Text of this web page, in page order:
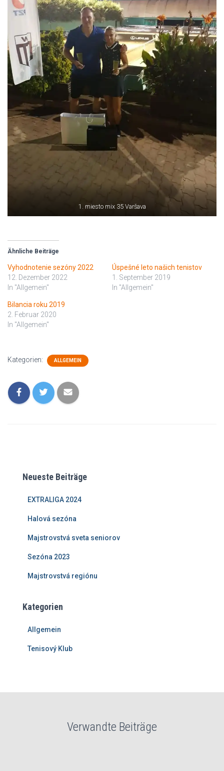
1. miesto mix 35 Varšava
Ähnliche Beiträge
Vyhodnotenie sezóny 2022
12. Dezember 2022
In "Allgemein"
Úspešné leto našich tenistov
1. September 2019
In "Allgemein"
Bilancia roku 2019
2. Februar 2020
In "Allgemein"
Kategorien: ALLGEMEIN
Neueste Beiträge
EXTRALIGA 2024
Halová sezóna
Majstrovstvá sveta seniorov
Sezóna 2023
Majstrovstvá regiónu
Kategorien
Allgemein
Tenisový Klub
Verwandte Beiträge